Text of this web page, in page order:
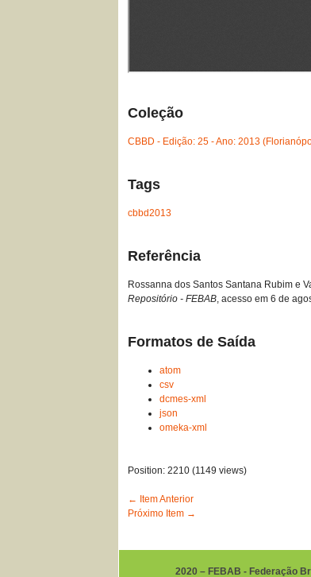
Coleção
CBBD - Edição: 25 - Ano: 2013
Tags
cbbd2013
Referência
Rossanna dos Santos Santana Rubim e
Repositório - FEBAB, acesso em 6 de
Formatos de Saída
atom
csv
dcmes-xml
json
omeka-xml
Position:2210 (1149 views)
← Item Anterior
Próximo Item →
2020 – FEBAB - Federação